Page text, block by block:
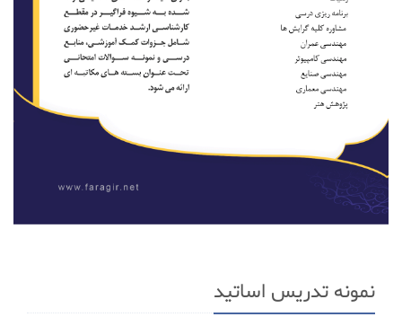
نمونه تدریس اساتید